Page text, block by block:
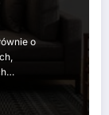
o